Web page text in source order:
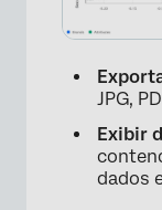
JPG,
Exibir
dados